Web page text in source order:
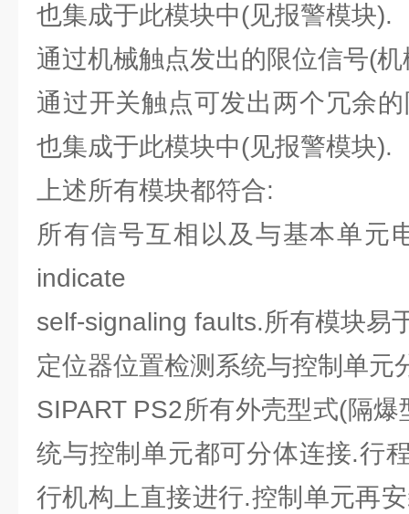
也集成于此模块中(见报警模块).
通过机械触点发出的限位信号(
通过开关触点可发出两个冗余
也集成于此模块中(见报警模块).
上述所有模块都符合:
所有信号互相以及与基本单元
indicate
self-signaling faults.所有模块易
定位器位置检测系统与控制单元
SIPART PS2所有外壳型式(隔
统与控制单元都可分体连接.行
行机构上直接进行.控制单元再